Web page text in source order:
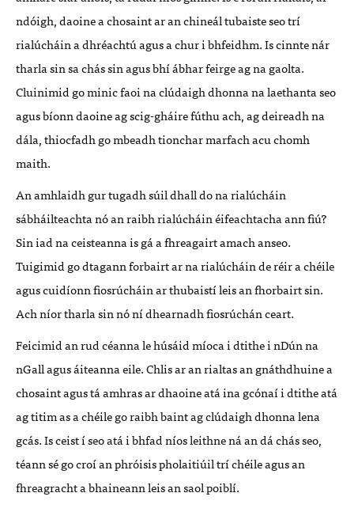
ndóigh, daoine a chosaint ar an chineál tubaiste seo trí
rialúcháin a dhréachtú agus a chur i bhfeidhm. Is cinnte nár
tharla sin sa chás sin agus bhí ábhar feirge ag na gaolta.
Cluinimid go minic faoi na clúdaigh dhonna na laethanta seo
agus bíonn daoine ag scig-gháire fúthu ach, ag deireadh na
dála, thiocfadh go mbeadh tionchar marfach acu chomh
maith.
An amhlaidh gur tugadh súil dhall do na rialúcháin
sábháilteachta nó an raibh rialúcháin éifeachtacha ann fiú?
Sin iad na ceisteanna is gá a fhreagairt amach anseo.
Tuigimid go dtagann forbairt ar na rialúcháin de réir a chéile
agus cuidíonn fiosrúcháin ar thubaistí leis an fhorbairt sin.
Ach níor tharla sin nó ní dhearnadh fiosrúchán ceart.
Feicimid an rud céanna le húsáid míoca i dtithe i nDún na
nGall agus áiteanna eile. Chlis ar an rialtas an gnáthdhuine a
chosaint agus tá amhras ar dhaoine atá ina gcónaí i dtithe atá
ag titim as a chéile go raibh baint ag clúdaigh dhonna lena
gcás. Is ceist í seo atá i bhfad níos leithne ná an dá chás seo,
téann sé go croí an phróisis pholaitiúil trí chéile agus an
fhreagracht a bhaineann leis an saol poiblí.